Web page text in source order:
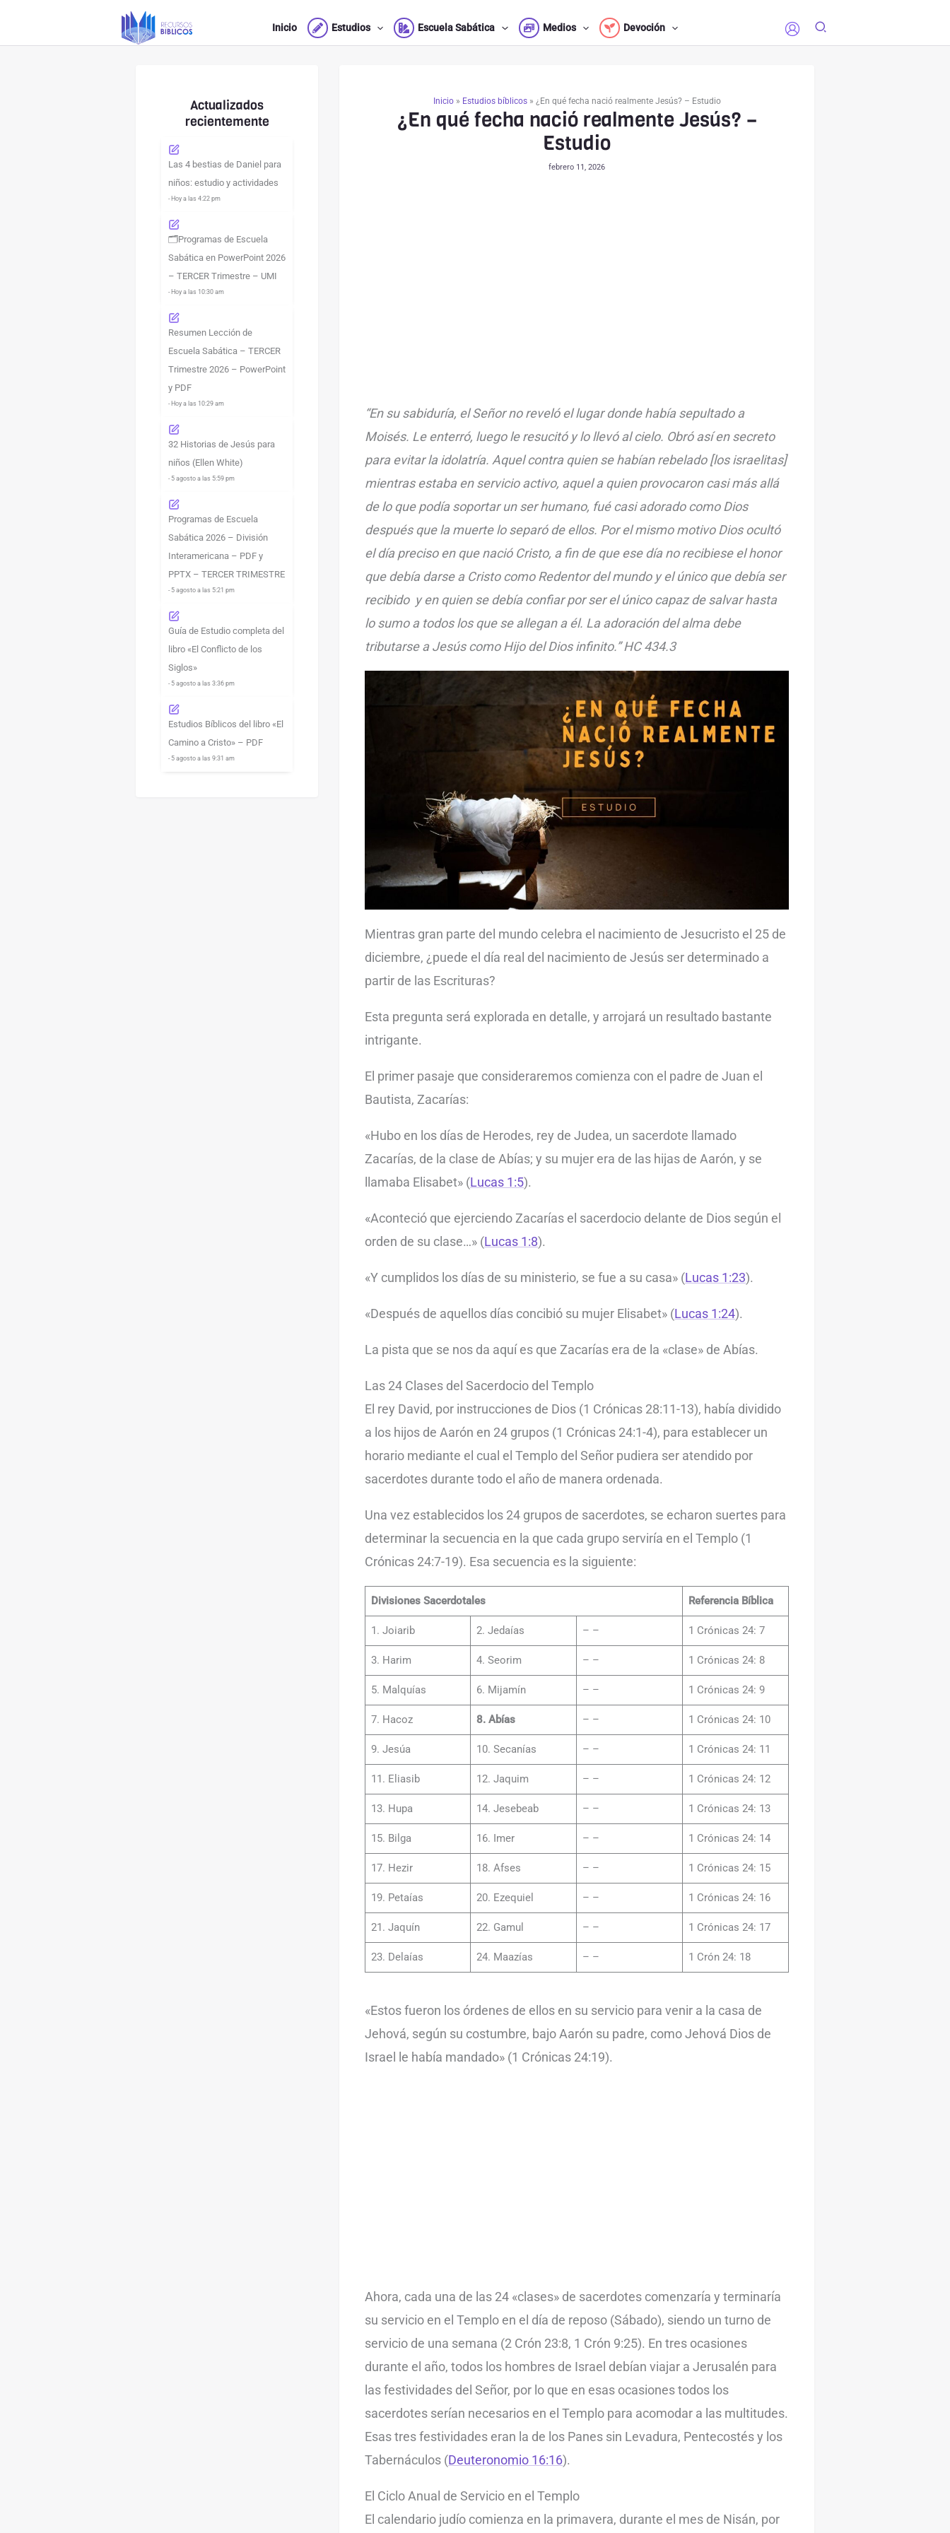
Inicio Estudios Escuela Sabática Medios Devoción
Actualizados
recientemente
Las 4 bestias de Daniel para
niños: estudio y actividades
- Hoy a las 4:22 pm
🗂️Programas de Escuela
Sabática en PowerPoint 2026
– TERCER Trimestre – UMI
- Hoy a las 10:30 am
Resumen Lección de
Escuela Sabática – TERCER
Trimestre 2026 – PowerPoint
y PDF
- Hoy a las 10:29 am
32 Historias de Jesús para
niños (Ellen White)
- 5 agosto a las 5:59 pm
Programas de Escuela
Sabática 2026 – División
Interamericana – PDF y
PPTX – TERCER TRIMESTRE
- 5 agosto a las 5:21 pm
Guía de Estudio completa del
libro «El Conflicto de los
Siglos»
- 5 agosto a las 3:36 pm
Estudios Bíblicos del libro «El
Camino a Cristo» – PDF
- 5 agosto a las 9:31 am
Inicio» Estudios bíblicos» ¿En qué fecha nació realmente Jesús? – Estudio
¿En qué fecha nació realmente Jesús? –
Estudio
febrero 11, 2026
“En su sabiduría, el Señor no reveló el lugar donde había sepultado a
Moisés. Le enterró, luego le resucitó y lo llevó al cielo. Obró así en secreto
para evitar la idolatría. Aquel contra quien se habían rebelado [los israelitas]
mientras estaba en servicio activo, aquel a quien provocaron casi más allá
de lo que podía soportar un ser humano, fué casi adorado como Dios
después que la muerte lo separó de ellos. Por el mismo motivo Dios ocultó
el día preciso en que nació Cristo, a fin de que ese día no recibiese el honor
que debía darse a Cristo como Redentor del mundo y el único que debía ser
recibido y en quien se debía confiar por ser el único capaz de salvar hasta
lo sumo a todos los que se allegan a él. La adoración del alma debe
tributarse a Jesús como Hijo del Dios infinito.” HC 434.3
Mientras gran parte del mundo celebra el nacimiento de Jesucristo el 25 de
diciembre, ¿puede el día real del nacimiento de Jesús ser determinado a
partir de las Escrituras?
Esta pregunta será explorada en detalle, y arrojará un resultado bastante
intrigante.
El primer pasaje que consideraremos comienza con el padre de Juan el
Bautista, Zacarías:
«Hubo en los días de Herodes, rey de Judea, un sacerdote llamado
Zacarías, de la clase de Abías; y su mujer era de las hijas de Aarón, y se
llamaba Elisabet» (Lucas 1:5).
«Aconteció que ejerciendo Zacarías el sacerdocio delante de Dios según el
orden de su clase…» (Lucas 1:8).
«Y cumplidos los días de su ministerio, se fue a su casa» (Lucas 1:23).
«Después de aquellos días concibió su mujer Elisabet» (Lucas 1:24).
La pista que se nos da aquí es que Zacarías era de la «clase» de Abías.
Las 24 Clases del Sacerdocio del Templo
El rey David, por instrucciones de Dios (1 Crónicas 28:11-13), había dividido
a los hijos de Aarón en 24 grupos (1 Crónicas 24:1-4), para establecer un
horario mediante el cual el Templo del Señor pudiera ser atendido por
sacerdotes durante todo el año de manera ordenada.
Una vez establecidos los 24 grupos de sacerdotes, se echaron suertes para
determinar la secuencia en la que cada grupo serviría en el Templo (1
Crónicas 24:7-19). Esa secuencia es la siguiente:
Divisiones Sacerdotales Referencia Bíblica
1. Joiarib 2. Jedaías – – 1 Crónicas 24: 7
3. Harim 4. Seorim – – 1 Crónicas 24: 8
5. Malquías 6. Mijamín – – 1 Crónicas 24: 9
7. Hacoz 8. Abías – – 1 Crónicas 24: 10
9. Jesúa 10. Secanías – – 1 Crónicas 24: 11
11. Eliasib 12. Jaquim – – 1 Crónicas 24: 12
13. Hupa 14. Jesebeab – – 1 Crónicas 24: 13
15. Bilga 16. Imer – – 1 Crónicas 24: 14
17. Hezir 18. Afses – – 1 Crónicas 24: 15
19. Petaías 20. Ezequiel – – 1 Crónicas 24: 16
21. Jaquín 22. Gamul – – 1 Crónicas 24: 17
23. Delaías 24. Maazías – – 1 Crón 24: 18
«Estos fueron los órdenes de ellos en su servicio para venir a la casa de
Jehová, según su costumbre, bajo Aarón su padre, como Jehová Dios de
Israel le había mandado» (1 Crónicas 24:19).
Ahora, cada una de las 24 «clases» de sacerdotes comenzaría y terminaría
su servicio en el Templo en el día de reposo (Sábado), siendo un turno de
servicio de una semana (2 Crón 23:8, 1 Crón 9:25). En tres ocasiones
durante el año, todos los hombres de Israel debían viajar a Jerusalén para
las festividades del Señor, por lo que en esas ocasiones todos los
sacerdotes serían necesarios en el Templo para acomodar a las multitudes.
Esas tres festividades eran la de los Panes sin Levadura, Pentecostés y los
Tabernáculos (Deuteronomio 16:16).
El Ciclo Anual de Servicio en el Templo
El calendario judío comienza en la primavera, durante el mes de Nisán, por